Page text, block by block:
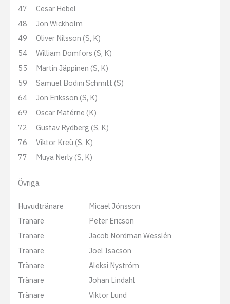
47
Cesar Hebel
48
Jon Wickholm
49
Oliver Nilsson (S, K)
54
William Domfors (S, K)
55
Martin Jäppinen (S, K)
59
Samuel Bodini Schmitt (S)
64
Jon Eriksson (S, K)
69
Oscar Matérne (K)
72
Gustav Rydberg (S, K)
76
Viktor Kreü (S, K)
77
Muya Nerly (S, K)
Övriga
Huvudtränare
Micael Jönsson
Tränare
Peter Ericson
Tränare
Jacob Nordman Wesslén
Tränare
Joel Isacson
Tränare
Aleksi Nyström
Tränare
Johan Lindahl
Tränare
Viktor Lund